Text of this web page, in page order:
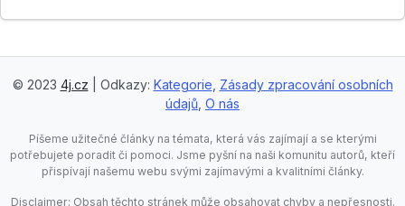
© 2023 4j.cz | Odkazy: Kategorie, Zásady zpracování osobních
údajů, O nás
Píšeme užitečné články na témata, která vás zajímají a se kterými
potřebujete poradit či pomoci. Jsme pyšní na naši komunitu autorů, kteří
přispívají našemu webu svými zajímavými a kvalitními články.
Disclaimer: Obsah těchto stránek může obsahovat chyby a nepřesnosti.